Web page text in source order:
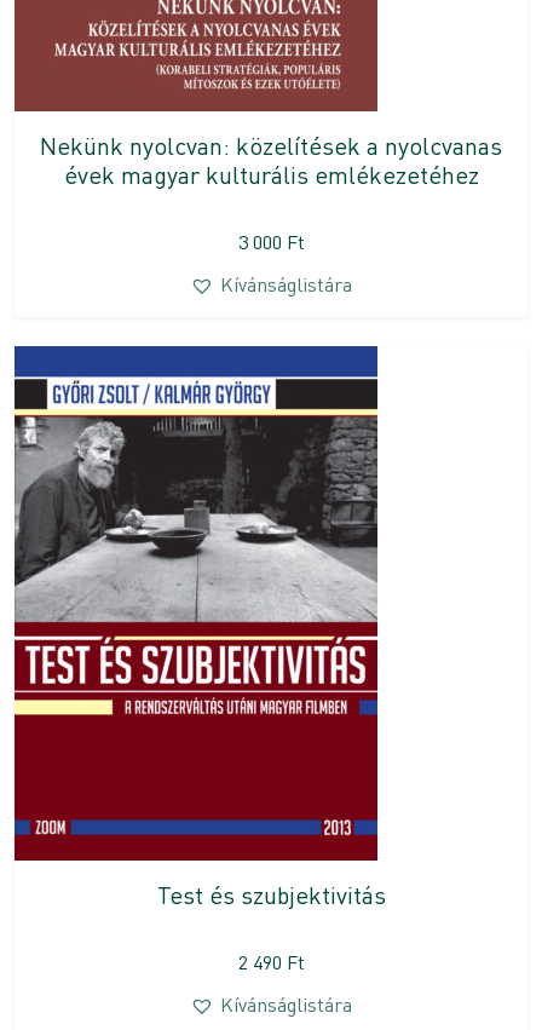
Nekünk nyolcvan: közelítések a nyolcvanas
évek magyar kulturális emlékezetéhez
3 000 Ft
Kívánságlistára
Test és szubjektivitás
2 490 Ft
Kívánságlistára